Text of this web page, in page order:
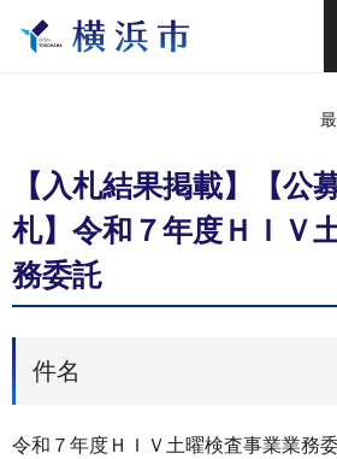
【入札結果掲載】【公
札】令和７年度ＨＩＶ
務委託
件名
令和７年度ＨＩＶ土曜検査事業業務